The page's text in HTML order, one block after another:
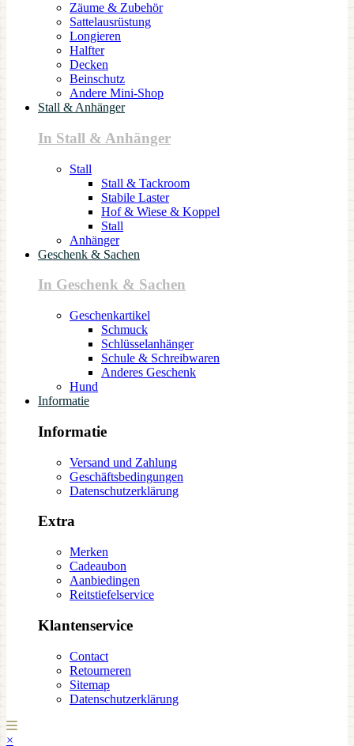
Zäume & Zubehör
Sattelausrüstung
Longieren
Halfter
Decken
Beinschutz
Andere Mini-Shop
Stall & Anhänger
In Stall & Anhänger
Stall
Stall & Tackroom
Stabile Laster
Hof & Wiese & Koppel
Stall
Anhänger
Geschenk & Sachen
In Geschenk & Sachen
Geschenkartikel
Schmuck
Schlüsselanhänger
Schule & Schreibwaren
Anderes Geschenk
Hund
Informatie
Informatie
Versand und Zahlung
Geschäftsbedingungen
Datenschutzerklärung
Extra
Merken
Cadeaubon
Aanbiedingen
Reitstiefelservice
Klantenservice
Contact
Retourneren
Sitemap
Datenschutzerklärung
×